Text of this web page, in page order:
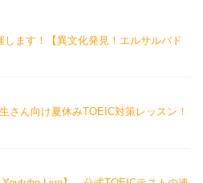
します！【異文化発見！エルサルバド
さん向け夏休みTOEIC対策レッスン！